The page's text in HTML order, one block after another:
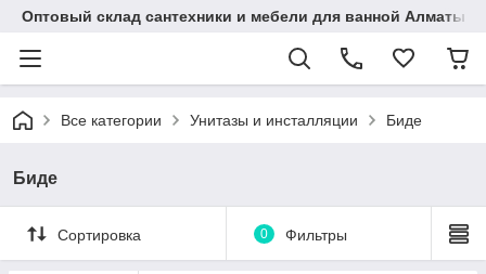
Оптовый склад сантехники и мебели для ванной Алматы •
Все категории Унитазы и инсталляции Биде
Биде
Сортировка 0 Фильтры